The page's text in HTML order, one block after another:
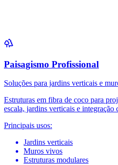
Paisagismo Profissional
Soluções para jardins verticais e
Estruturas em fibra de coco para
escala, jardins verticais e integração
Principais usos:
Jardins verticais
Muros vivos
Estruturas modulares